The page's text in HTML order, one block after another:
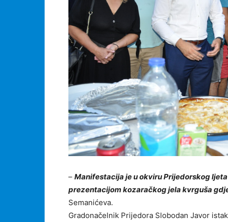
– Manifestacija je u okviru Prijedorskog
prezentacijom kozaračkog jela kvrguša
Semanićeva.
Gradonačelnik Prijedora Slobodan Javor